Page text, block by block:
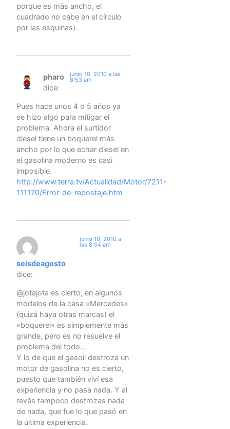
porque es más ancho, el
cuadrado no cabe en el círculo
por las esquinas).
pharo
dice:
junio 10, 2010 a las
8:53 am
Pues hace unos 4 o 5 años ya
se hizo algo para mitigar el
problema. Ahora el surtidor
diesel tiene un boquerel más
ancho por lo que echar diesel en
el gasolina moderno es casi
imposible.
http://www.terra.tv/Actualidad/Motor/7211-
111170/Error-de-repostaje.htm
seisdeagosto
dice:
junio 10, 2010 a
las 8:54 am
@jotajota es cierto, en algunos
modelos de la casa «Mercedes»
(quizá haya otras marcas) el
«boquerel» es simplemente más
grande, pero es no resuelve el
problema del todo…
Y lo de que el gasoil destroza un
motor de gasolina no es cierto,
puesto que también viví esa
experiencia y no pasa nada. Y al
revés tampoco destrozas nada
de nada, que fue lo que pasó en
la última experiencia.